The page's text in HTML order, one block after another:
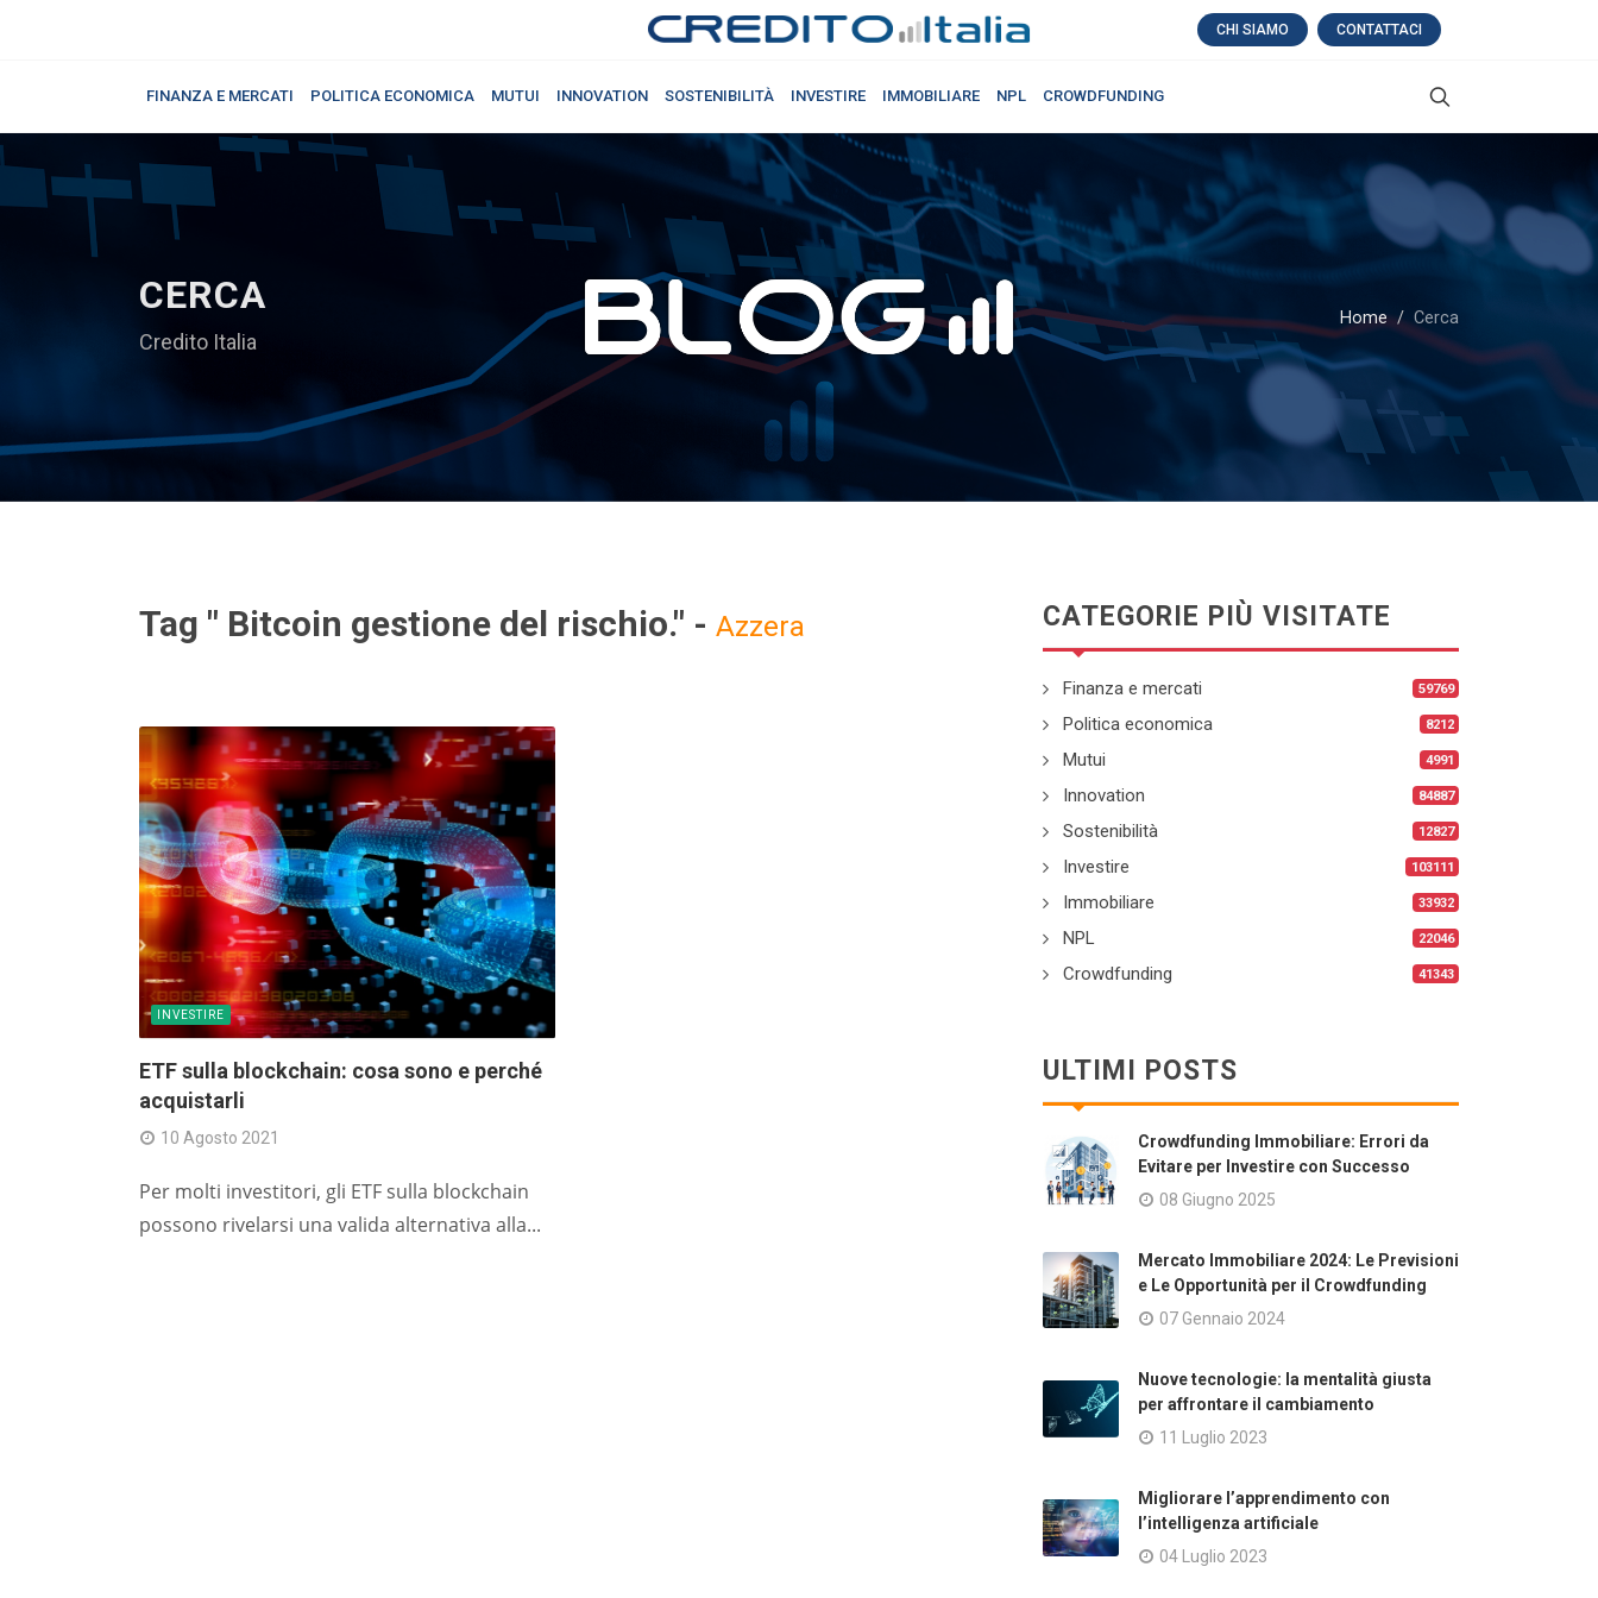
CHI SIAMO CONTATTACI
FINANZA E MERCATI POLITICA ECONOMICA MUTUI INNOVATION SOSTENIBILITÀ INVESTIRE IMMOBILIARE NPL CROWDFUNDING
CERCA
Credito Italia
Home Cerca
Tag " Bitcoin gestione del rischio." - Azzera
INVESTIRE
ETF sulla blockchain: cosa sono e perché
acquistarli
10 Agosto 2021
Per molti investitori, gli ETF sulla blockchain
possono rivelarsi una valida alternativa alla...
CATEGORIE PIÙ VISITATE
Finanza e mercati 59769
Politica economica 8212
Mutui 4991
Innovation 84887
Sostenibilità 12827
Investire 103111
Immobiliare 33932
NPL 22046
Crowdfunding 41343
ULTIMI POSTS
Crowdfunding Immobiliare: Errori da
Evitare per Investire con Successo
08 Giugno 2025
Mercato Immobiliare 2024: Le Previsioni
e Le Opportunità per il Crowdfunding
07 Gennaio 2024
Nuove tecnologie: la mentalità giusta
per affrontare il cambiamento
11 Luglio 2023
Migliorare l’apprendimento con
l’intelligenza artificiale
04 Luglio 2023